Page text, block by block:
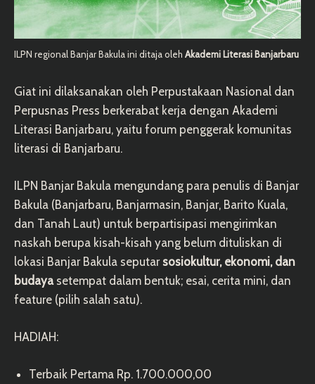
ILPN regional Banjar Bakula ini ditaja oleh Akademi Literasi Banjarbaru
Giat ini dilaksanakan oleh Perpustakaan Nasional dan
Perpusnas Press berkerabat kerja dengan Akademi
Literasi Banjarbaru, yaitu forum penggerak komunitas
literasi di Banjarbaru.
ILPN Banjar Bakula mengundang para penulis di Banjar
Bakula (Banjarbaru, Banjarmasin, Banjar, Barito Kuala,
dan Tanah Laut) untuk berpartisipasi mengirimkan
naskah berupa kisah-kisah yang belum dituliskan di
lokasi Banjar Bakula seputarsosiokultur, ekonomi, dan
budayasetempat dalam bentuk; esai, cerita mini, dan
feature (pilih salah satu).
HADIAH:
Terbaik Pertama Rp. 1.700.000,00